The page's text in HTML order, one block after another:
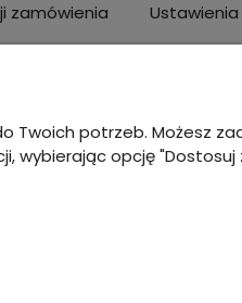
zamówienia
Twoich potrzeb. Możesz
wybierając opcję "Dostosuj